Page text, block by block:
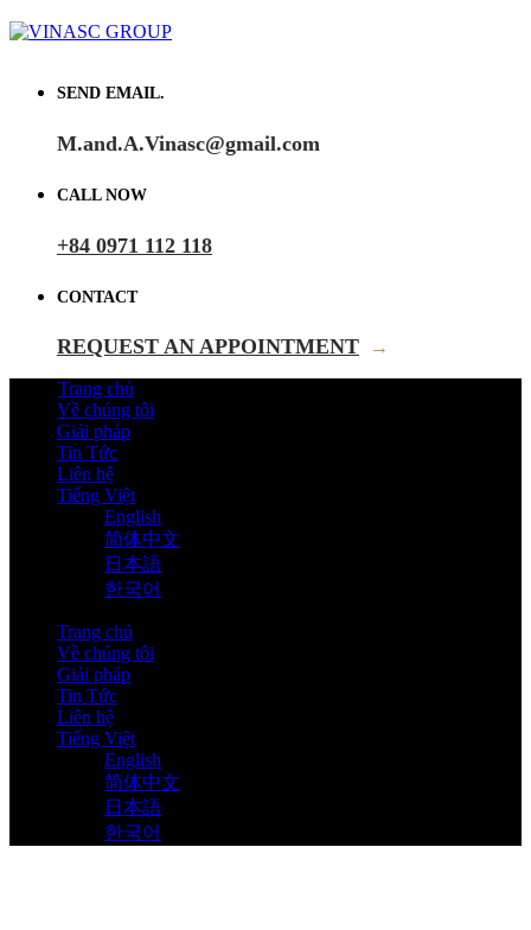
SEND EMAIL.
M.and.A.Vinasc@gmail.com
CALL NOW
+84 0971 112 118
CONTACT
REQUEST AN APPOINTMENT →
Trang chủ
Về chúng tôi
Giải pháp
Tin Tức
Liên hệ
Tiếng Việt
English
简体中文
日本語
한국어
Trang chủ
Về chúng tôi
Giải pháp
Tin Tức
Liên hệ
Tiếng Việt
English
简体中文
日本語
한국어